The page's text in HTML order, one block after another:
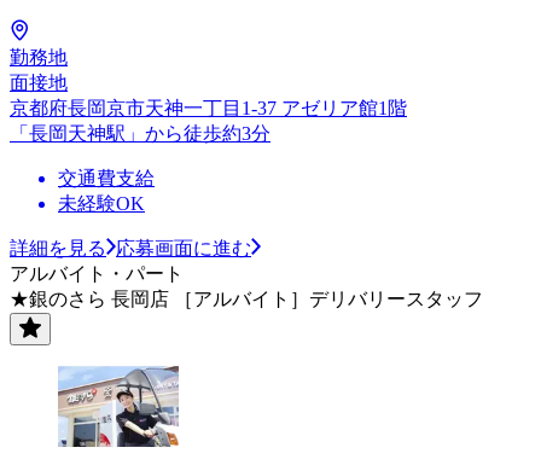
勤務地
面接地
京都府長岡京市天神一丁目1-37 アゼリア館1階
「長岡天神駅」から徒歩約3分
交通費支給
未経験OK
詳細を見る
応募画面に進む
アルバイト・パート
★銀のさら 長岡店 ［アルバイト］デリバリースタッフ